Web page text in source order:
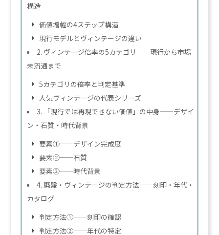
構造
価値増幅の4ステップ構造
現行モデルとヴィンテージの違い
2. ヴィンテージ倍率の5カテゴリ——現行から市場
未流通まで
5カテゴリの倍率と判定基準
人気ヴィンテージの代表シリーズ
3. 「現行では再現できない価値」の中身——デザイ
ン・石質・時代背景
要素①——デザイン完成度
要素②——石質
要素③——時代背景
4. 廃盤・ヴィンテージの判定方法——刻印・年代・
カタログ
判定方法①——刻印の確認
判定方法②——年代の特定